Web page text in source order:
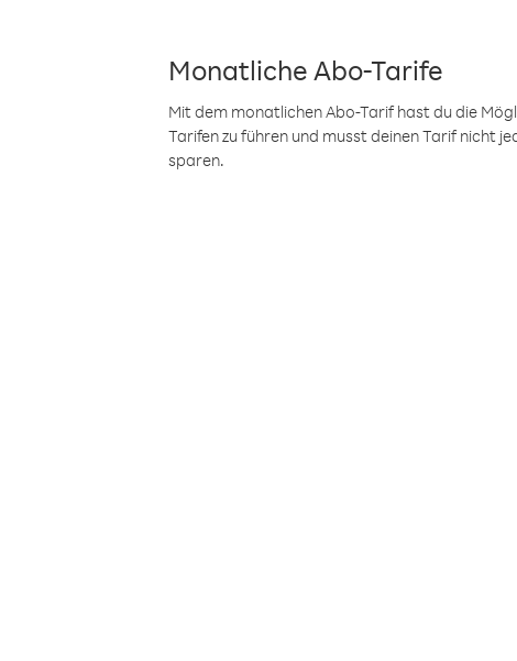
Monatliche Abo-Tarife
Mit dem monatlichen Abo-Tarif hast du die
Tarifen zu führen und musst deinen Tarif nicht
sparen.